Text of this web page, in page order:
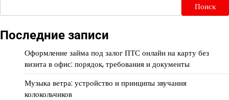
Поиск
Последние записи
Оформление займа под залог ПТС онлайн на карту без
визита в офис: порядок, требования и документы
Музыка ветра: устройство и принципы звучания
колокольчиков